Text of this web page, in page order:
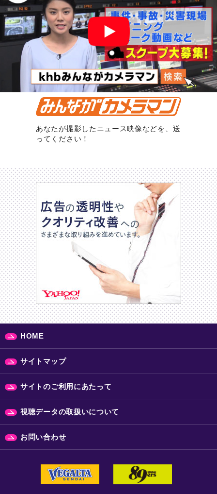
あなたが撮影したニュース映像などを、送
ってください！
HOME
サイトマップ
サイトのご利用にあたって
視聴データの取扱いについて
お問い合わせ